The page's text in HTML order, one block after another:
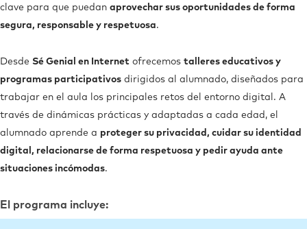
clave para que puedan aprovechar sus oportunidades de forma
segura, responsable y respetuosa.
Desde Sé Genial en Internet ofrecemos talleres educativos y
programas participativos dirigidos al alumnado, diseñados para
trabajar en el aula los principales retos del entorno digital. A
través de dinámicas prácticas y adaptadas a cada edad, el
alumnado aprende a proteger su privacidad, cuidar su identidad
digital, relacionarse de forma respetuosa y pedir ayuda ante
situaciones incómodas.
El programa incluye: